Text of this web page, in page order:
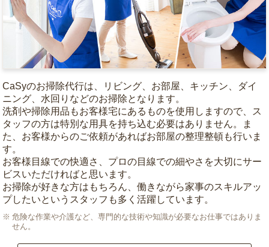
CaSyのお掃除代行は、リビング、お部屋、キッチン、ダイ
ニング、水回りなどのお掃除となります。
洗剤や掃除用品もお客様宅にあるものを使用しますので、ス
タッフの方は特別な用具を持ち込む必要はありません。ま
た、お客様からのご依頼があればお部屋の整理整頓も行いま
す。
お客様目線での快適さ、プロの目線での細やさを大切にサー
ビスいただければと思います。
お掃除が好きな方はもちろん、働きながら家事のスキルアッ
プしたいというスタッフも多く活躍しています。
危険な作業や介護など、専門的な技術や知識が必要なお仕事ではありま
せん。